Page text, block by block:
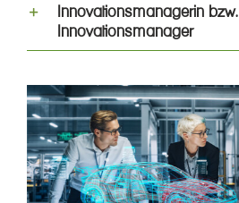
Innovationsmanagerin bzw.
Innovationsmanager